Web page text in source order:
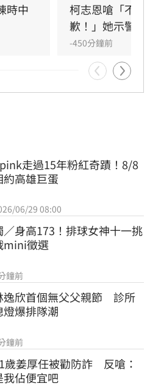
蔣萬安身為當時的召委，
抹黑防疫團隊的行為出面
避。
時中
柯志恩嗆「不
歉！」她示警1
-450分鐘前
走過15年粉紅奇蹟！8/8
約高雄巨蛋
06/29 08:00
／身高173！排球女神十一挑
mini徵選
鐘前
逸欣首個無父父親節　診所
燈爆排隊潮
鐘前
歲姜厚任被勸防詐　反嗆：
我佔便宜吧